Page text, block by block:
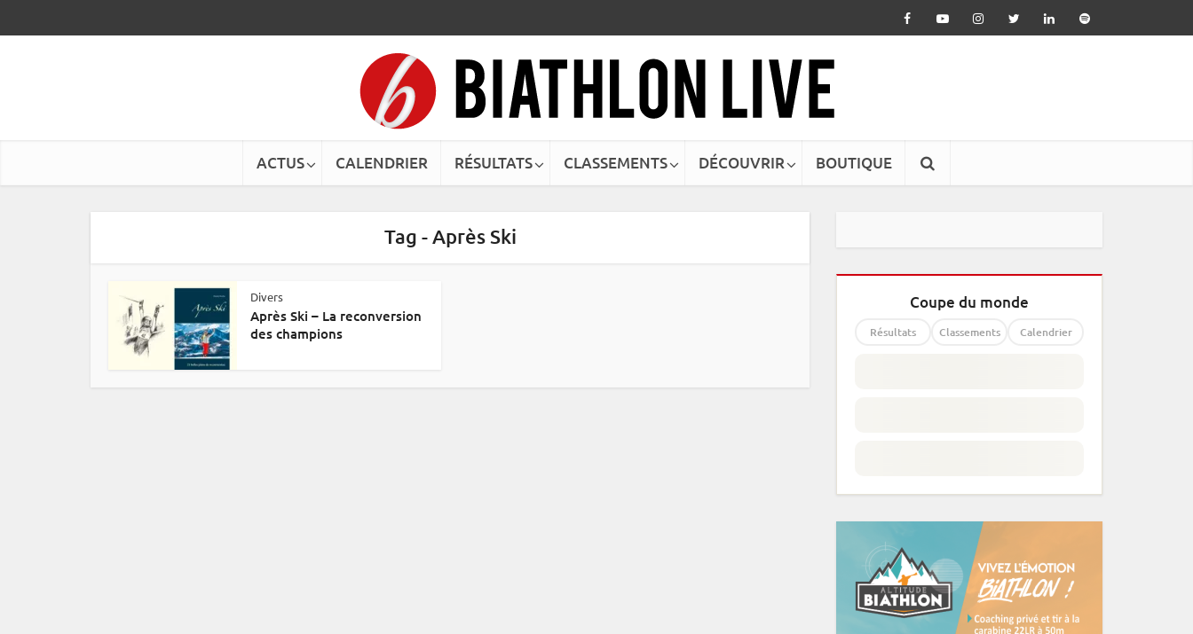
ACTUS CALENDRIER RÉSULTATS CLASSEMENTS DÉCOUVRIR BOUTIQUE
Tag - Après Ski
Divers
Après Ski – La reconversion
des champions
Coupe du monde
Résultats Classements Calendrier